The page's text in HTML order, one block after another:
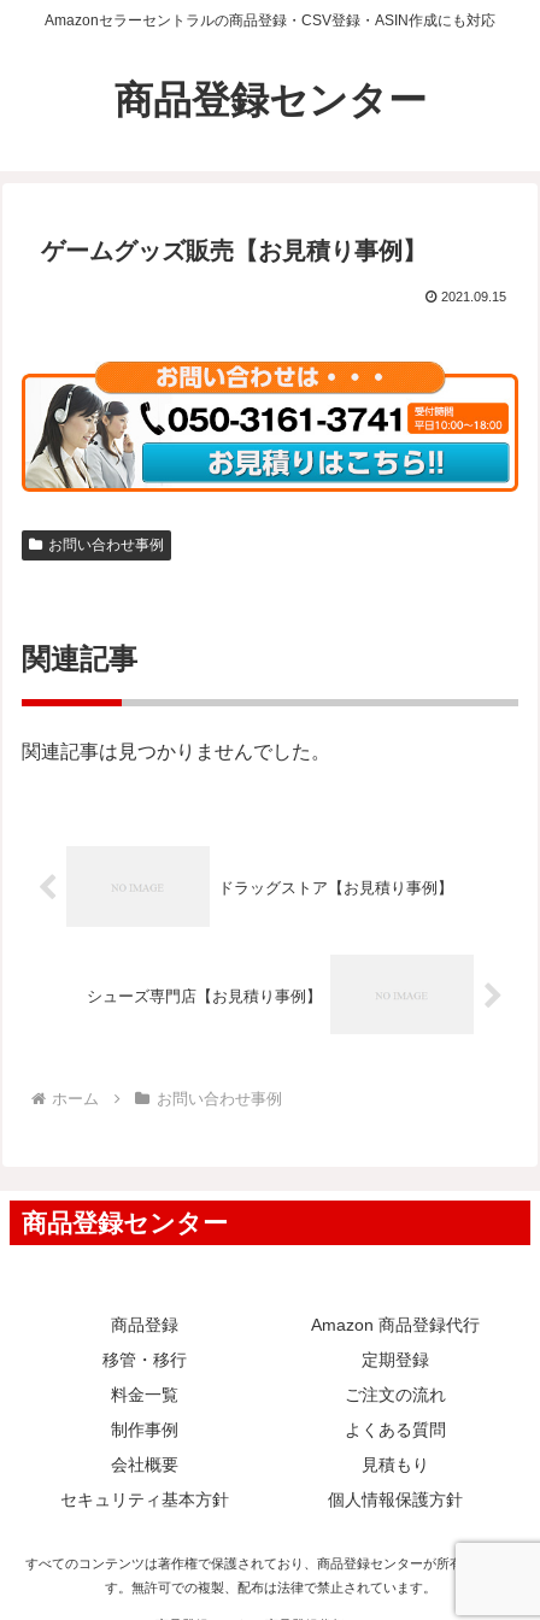
Amazonセラーセントラルの商品登録・CSV登録・ASIN作成にも対応
商品登録センター
ゲームグッズ販売【お見積り事例】
2021.09.15
お問い合わせ事例
関連記事
関連記事は見つかりませんでした。
ドラッグストア【お見積り事例】
シューズ専門店【お見積り事例】
ホーム お問い合わせ事例
商品登録
Amazon 商品登録代行
移管・移行
定期登録
料金一覧
ご注文の流れ
制作事例
よくある質問
会社概要
見積もり
セキュリティ基本方針
個人情報保護方針
すべてのコンテンツは著作権で保護されており、商品登録センターが所有していま
す。無許可での複製、配布は法律で禁止されています。